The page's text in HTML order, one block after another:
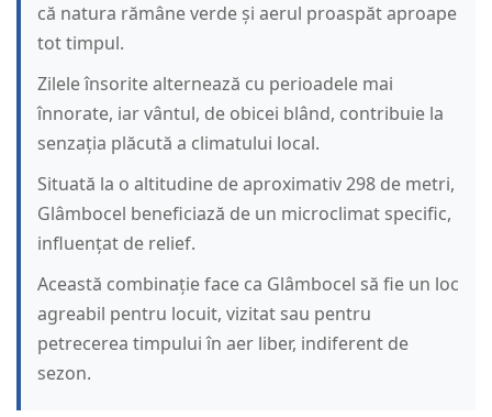
că natura rămâne verde și aerul proaspăt aproape
tot timpul.
Zilele însorite alternează cu perioadele mai
înnorate, iar vântul, de obicei blând, contribuie la
senzația plăcută a climatului local.
Situată la o altitudine de aproximativ 298 de metri,
Glâmbocel beneficiază de un microclimat specific,
influențat de relief.
Această combinație face ca Glâmbocel să fie un loc
agreabil pentru locuit, vizitat sau pentru
petrecerea timpului în aer liber, indiferent de
sezon.